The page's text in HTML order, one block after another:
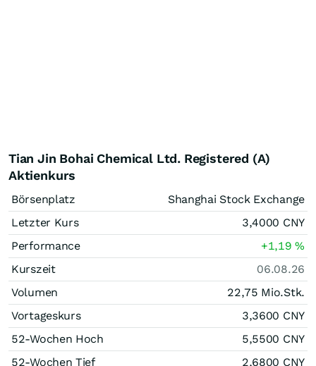
Tian Jin Bohai Chemical Ltd. Registered (A)
Aktienkurs
Börsenplatz
Shanghai Stock Exchange
Letzter Kurs
3,4000 CNY
Performance
+1,19%
Kurszeit
06.08.26
Volumen
22,75 Mio.Stk.
Vortageskurs
3,3600 CNY
52-Wochen Hoch
5,5500 CNY
52-Wochen Tief
2,6800 CNY